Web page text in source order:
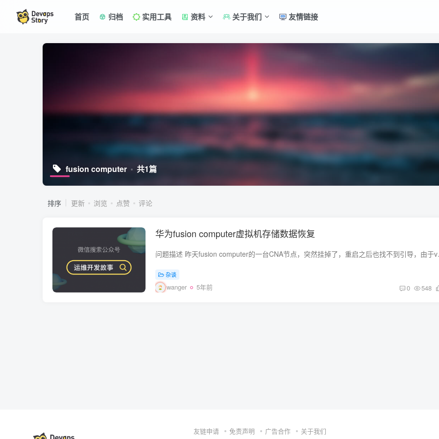
首页 归档 实用工具 资料 关于我们 友情链接
fusion computer 共1篇
排序 更新 浏览 点赞 评论
华为fusion computer虚拟机存储数据恢复
问题描述 昨天fusion
杂谈
wanger 5年前 0 548
友链申请 免责声明 广告合作 关于我们